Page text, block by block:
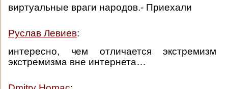
виртуальные враги народов.- Приехали
Руслав Левиев:
интересно, чем отличается
экстремизма вне интернета…